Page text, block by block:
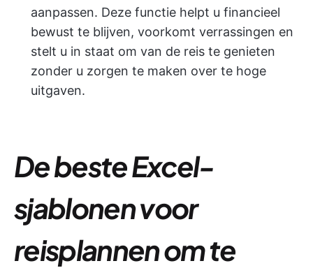
aanpassen. Deze functie helpt u financieel
bewust te blijven, voorkomt verrassingen en
stelt u in staat om van de reis te genieten
zonder u zorgen te maken over te hoge
uitgaven.
De beste Excel-
sjablonen voor
reisplannen om te